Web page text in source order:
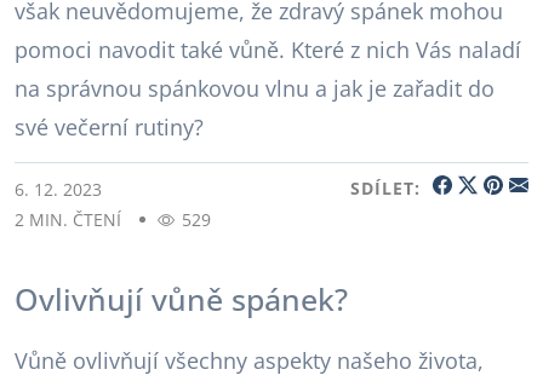
však neuvědomujeme, že zdravý spánek mohou
pomoci navodit také vůně. Které z nich Vás naladí
na správnou spánkovou vlnu a jak je zařadit do
své večerní rutiny?
6. 12. 2023
2 MIN. ČTENÍ
529
SDÍLET:
Ovlivňují vůně spánek?
Vůně ovlivňují všechny aspekty našeho života,